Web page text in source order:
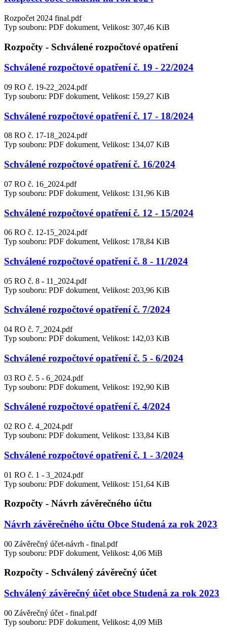
Rozpočet 2024 final.pdf
Typ souboru: PDF dokument, Velikost: 307,46 KiB
Rozpočty - Schválené rozpočtové opatření
Schválené rozpočtové opatření č. 19 - 22/2024
09 RO č. 19-22_2024.pdf
Typ souboru: PDF dokument, Velikost: 159,27 KiB
Schválené rozpočtové opatření č. 17 - 18/2024
08 RO č. 17-18_2024.pdf
Typ souboru: PDF dokument, Velikost: 134,07 KiB
Schválené rozpočtové opatření č. 16/2024
07 RO č. 16_2024.pdf
Typ souboru: PDF dokument, Velikost: 131,96 KiB
Schválené rozpočtové opatření č. 12 - 15/2024
06 RO č. 12-15_2024.pdf
Typ souboru: PDF dokument, Velikost: 178,84 KiB
Schválené rozpočtové opatření č. 8 - 11/2024
05 RO č. 8 - 11_2024.pdf
Typ souboru: PDF dokument, Velikost: 203,96 KiB
Schválené rozpočtové opatření č. 7/2024
04 RO č. 7_2024.pdf
Typ souboru: PDF dokument, Velikost: 142,03 KiB
Schválené rozpočtové opatření č. 5 - 6/2024
03 RO č. 5 - 6_2024.pdf
Typ souboru: PDF dokument, Velikost: 192,90 KiB
Schválené rozpočtové opatření č. 4/2024
02 RO č. 4_2024.pdf
Typ souboru: PDF dokument, Velikost: 133,84 KiB
Schválené rozpočtové opatření č. 1 - 3/2024
01 RO č. 1 - 3_2024.pdf
Typ souboru: PDF dokument, Velikost: 151,64 KiB
Rozpočty - Návrh závěrečného účtu
Návrh závěrečného účtu Obce Studená za rok 2023
00 Závěrečný účet-návrh - final.pdf
Typ souboru: PDF dokument, Velikost: 4,06 MiB
Rozpočty - Schválený závěrečný účet
Schválený závěrečný účet obce Studená za rok 2023
00 Závěrečný účet - final.pdf
Typ souboru: PDF dokument, Velikost: 4,09 MiB